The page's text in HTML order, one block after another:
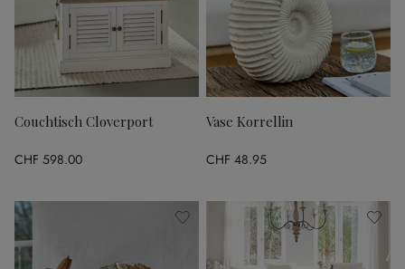
Couchtisch Cloverport
CHF 598.00
Vase Korrellin
CHF 48.95